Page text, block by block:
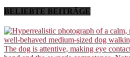
BELIEBTE BEITRÄGE